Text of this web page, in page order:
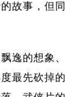
故事，但同
逸的想象、
最先砍掉的